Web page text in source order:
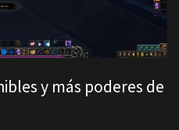
y más poderes de